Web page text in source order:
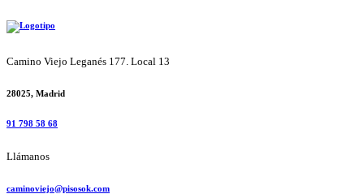
Camino Viejo Leganés 177. Local 13
28025, Madrid
91 798 58 68
Llámanos
caminoviejo@pisosok.com